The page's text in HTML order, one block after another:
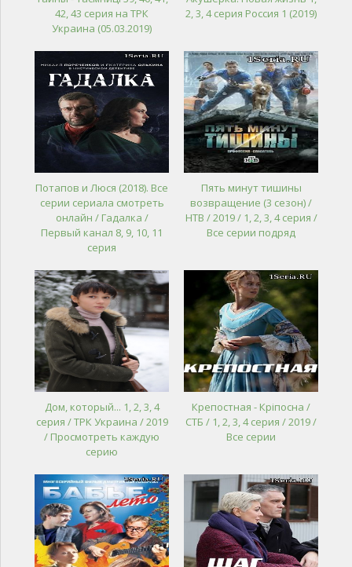
42, 43 серия на ТРК
Украина (05.03.2019)
2, 3, 4 серия Россия 1 (2019)
Потапов и Люся (2018). Все
серии сериала смотреть
онлайн / Гадалка /
Первый канал 8, 9, 10, 11
серия
Пять минут тишины
возвращение (3 сезон) /
НТВ / 2019 / 1, 2, 3, 4 серия /
Все серии подряд
Дом, который... 1, 2, 3, 4
серия / ТРК Украина / 2019
/ Просмотреть каждую
серию
Крепостная - Кріпосна /
СТБ / 1, 2, 3, 4 серия / 2019 /
Все серии